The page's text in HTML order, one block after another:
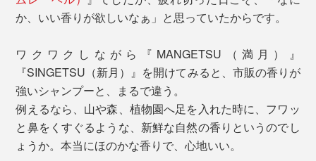
このように、新たなアイデアが“降ってくる”精神状態を
「デフォルト・モード・ネットワーク」と呼ぶそうです
は、ひらめきを生む、脳のシャワーを体験しやすいシャ
ンプーと言えるでしょう。
か、いい香りが欲しいなぁ」と思っていたからです。
ワクワクしながら『MANGETSU（満月）』
『SINGETSU（新月）』を開けてみると、市販の香りが
強いシャンプーと、まるで違う。
例えるなら、山や森、植物園へ足を入れた時に、フワッ
と鼻をくすぐるような、新鮮な自然の香りというのでし
ょうか。本当にほのかな香りで、心地いい。